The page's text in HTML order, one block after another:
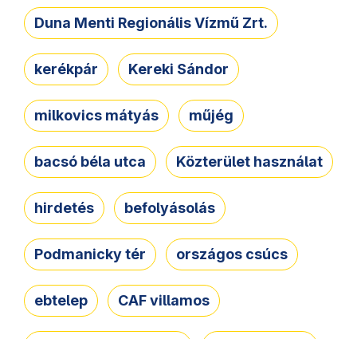
Duna Menti Regionális Vízmű Zrt.
kerékpár Kereki Sándor
milkovics mátyás műjég
bacsó béla utca Közterület használat
hirdetés befolyásolás
Podmanicky tér országos csúcs
ebtelep CAF villamos